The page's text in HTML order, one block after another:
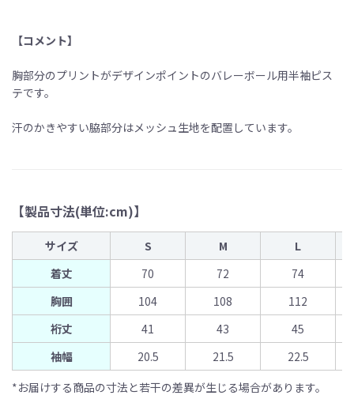
【コメント】
胸部分のプリントがデザインポイントのバレーボール用半袖ピス
テです。
汗のかきやすい脇部分はメッシュ生地を配置しています。
【製品寸法(単位:cm)】
サイズ S M
L
着丈
70 72
74
胸囲
104 108
112
裄丈
41 43
45
袖幅
20.5 21.5
22.5
*お届けする商品の寸法と若干の差異が生じる場合があります。